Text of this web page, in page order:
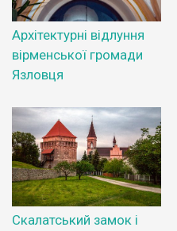
Архітектурні відлуння
вірменської громади
Язловця
Скалатський замок і